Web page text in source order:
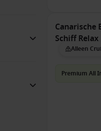
Canarische
Schiff Relax
Alleen
Premium All